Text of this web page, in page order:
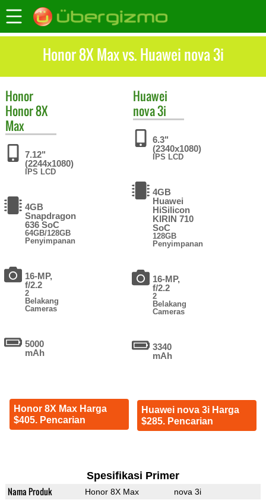
Honor 8X Max vs. Huawei nova 3i
Honor
Honor 8X
Max
7.12"
(2244x1080)
IPS LCD
4GB
Snapdragon
636 SoC
64GB/128GB
Penyimpanan
16-MP,
f/2.2
2
Belakang
Cameras
5000
mAh
Honor 8X Max Harga
$405. Pencarian
Huawei
nova 3i
6.3"
(2340x1080)
IPS LCD
4GB
Huawei
HiSilicon
KIRIN 710
SoC
128GB
Penyimpanan
16-MP,
f/2.2
2
Belakang
Cameras
3340
mAh
Huawei nova 3i Harga
$285. Pencarian
Spesifikasi Primer
Nama Produk Honor 8X Max nova 3i